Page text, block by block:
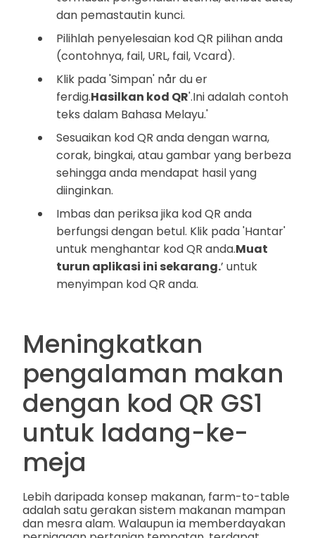
dan pemastautin kunci.
Pilihlah penyelesaian kod QR pilihan anda
(contohnya, fail, URL, fail, Vcard).
Klik pada 'Simpan' når du er
ferdig.Hasilkan kod QR'.Ini adalah contoh
teks dalam Bahasa Melayu.'
Sesuaikan kod QR anda dengan warna,
corak, bingkai, atau gambar yang berbeza
sehingga anda mendapat hasil yang
diinginkan.
Imbas dan periksa jika kod QR anda
berfungsi dengan betul. Klik pada 'Hantar'
untuk menghantar kod QR anda.Muat
turun aplikasi ini sekarang.’ untuk
menyimpan kod QR anda.
Meningkatkan
pengalaman makan
dengan kod QR GS1
untuk ladang-ke-
meja
Lebih daripada konsep makanan, farm-to-table
adalah satu gerakan sistem makanan mampan
dan mesra alam. Walaupun ia memberdayakan